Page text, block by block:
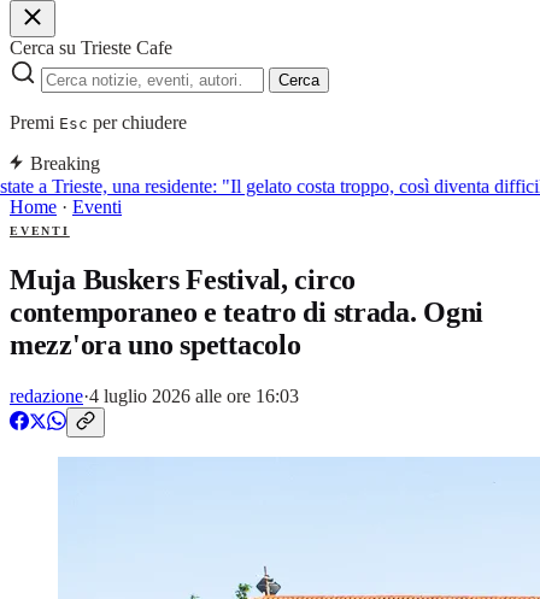
Cerca su Trieste Cafe
Cerca
Premi Esc per chiudere
Breaking
a Trieste, una residente: "Il gelato costa troppo, così diventa
Home · Eventi
EVENTI
Muja Buskers Festival, circo
contemporaneo e teatro di strada. Ogni
mezz'ora uno spettacolo
redazione·4 luglio 2026 alle ore 16:03